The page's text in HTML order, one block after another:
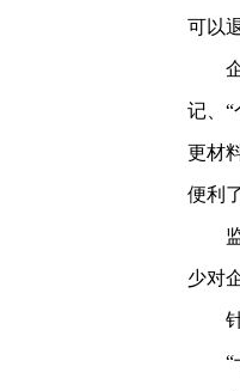
可以
记、“
更材
便利
少对
“